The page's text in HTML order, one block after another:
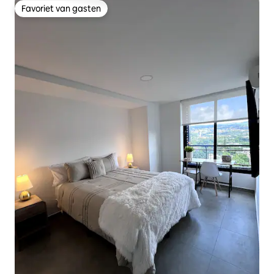
Favoriet van gasten
Favoriet van gasten